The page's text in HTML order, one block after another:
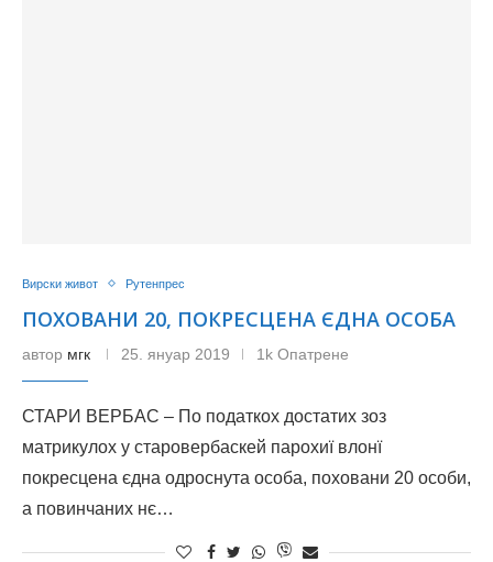
Вирски живот Рутенпрес
ПОХОВАНИ 20, ПОКРЕСЦЕНА ЄДНА ОСОБА
автор мгк 25. януар 2019 1k Опатрене
СТАРИ ВЕРБАС – По податкох достатих зоз
матрикулох у старовербаскей парохиї влонї
покресцена єдна одроснута особа, поховани 20 особи,
а повинчаних нє…